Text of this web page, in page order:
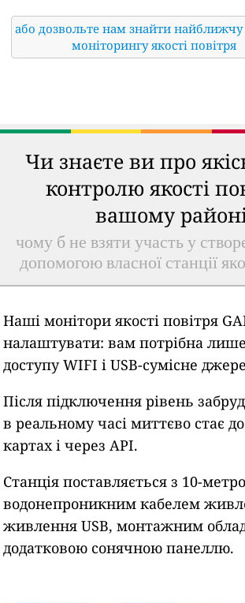
або дозвольте нам знайти найближчу
моніторингу якості повітря
Чи знаєте ви про
контролю якості
вашому
чому б не взяти участь у
допомогою власної станції
Наші монітори якості повітря
налаштувати: вам потрібна
доступу WIFI і USB-сумісне
Після підключення рівень
в реальному часі миттєво стає
картах і через API.
Станція поставляється з 10-
водонепроникним кабелем
живлення USB, монтажним
додатковою сонячною панеллю.